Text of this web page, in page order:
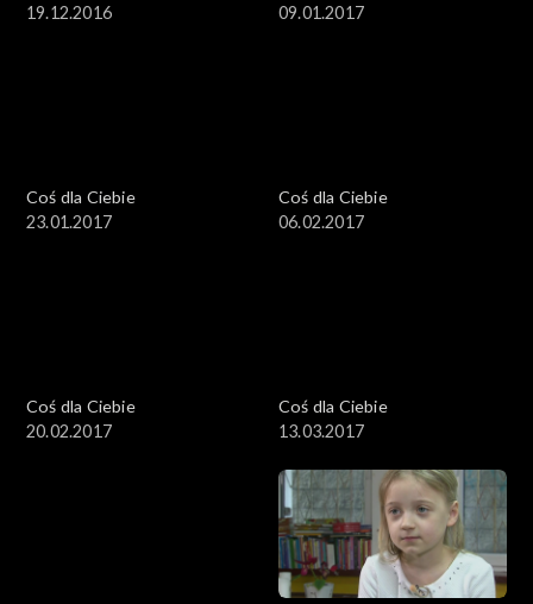
19.12.2016
09.01.2017
Coś dla Ciebie
23.01.2017
Coś dla Ciebie
06.02.2017
Coś dla Ciebie
20.02.2017
Coś dla Ciebie
13.03.2017